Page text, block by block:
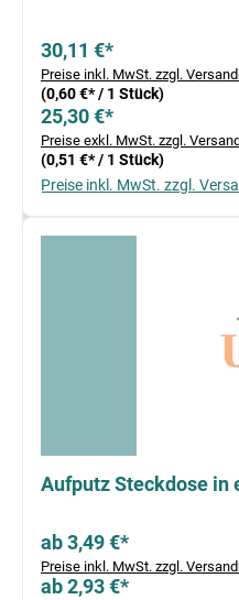
30,11 €*
Preise inkl. MwSt. zzgl.
(0,60 €* / 1 Stück)
25,30 €*
Preise exkl. MwSt. zzgl.
(0,51 €* / 1 Stück)
Preise inkl. MwSt. zzgl.
Aufputz Steckdose in
ab 3,49 €*
Preise inkl. MwSt. zzgl.
ab 2,93 €*